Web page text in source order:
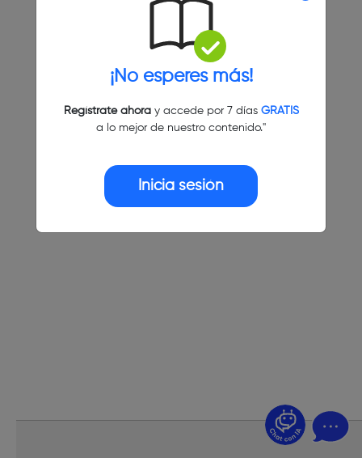
¡No esperes más!
Regístrate ahoray accede por 7 días GRATIS
a lo mejor de nuestro contenido."
Inicia sesión